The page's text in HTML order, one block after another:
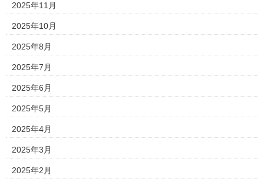
2025年11月
2025年10月
2025年8月
2025年7月
2025年6月
2025年5月
2025年4月
2025年3月
2025年2月